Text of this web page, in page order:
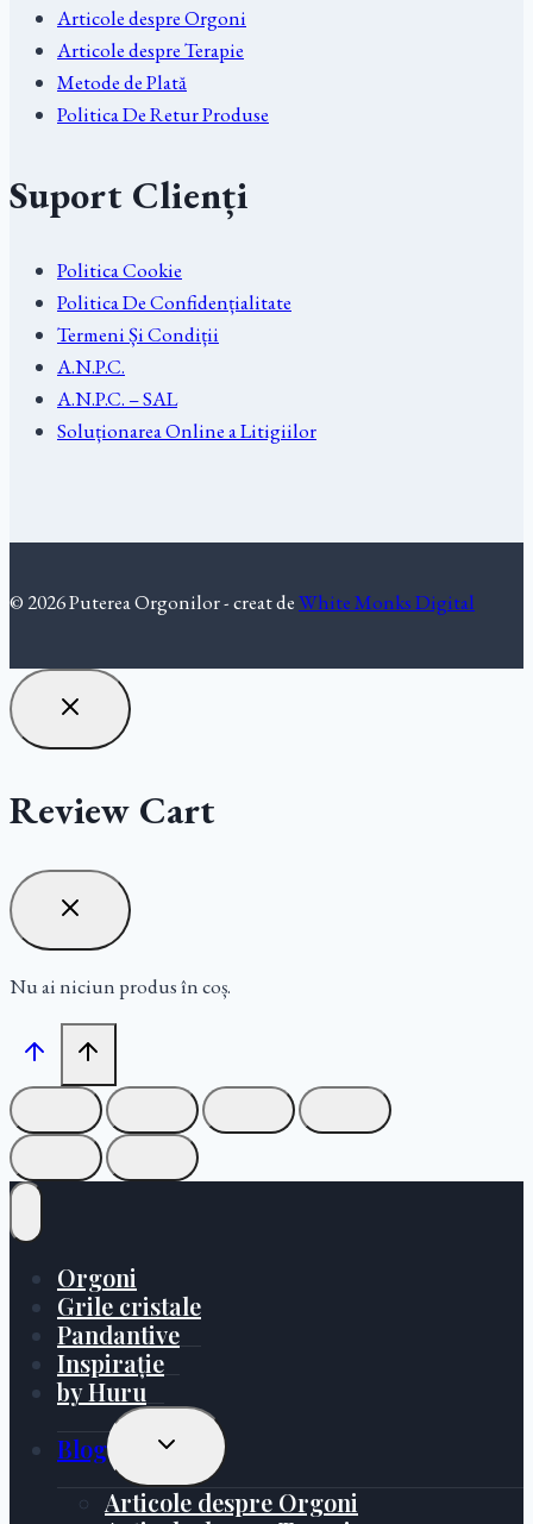
Articole despre Orgoni
Articole despre Terapie
Metode de Plată
Politica De Retur Produse
Suport Clienți
Politica Cookie
Politica De Confidențialitate
Termeni Și Condiții
A.N.P.C.
A.N.P.C. – SAL
Soluționarea Online a Litigiilor
© 2026 Puterea Orgonilor - creat deWhite Monks Digital
Review Cart
Nu ai niciun produs în coș.
Orgoni
Grile cristale
Pandantive
Inspirație
by Huru
Blog
Toggle
Menu
Articole despre Orgoni